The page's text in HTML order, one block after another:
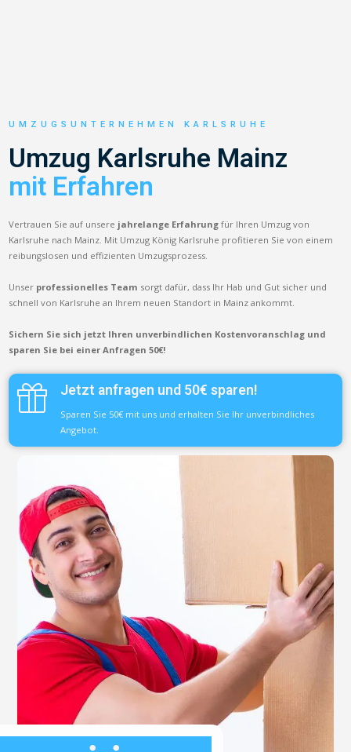
UMZUGSUNTERNEHMEN KARLSRUHE
Umzug Karlsruhe Mainz
mit Erfahren
Vertrauen Sie auf unsere jahrelange Erfahrung für Ihren Umzug von
Karlsruhe nach Mainz. Mit Umzug König Karlsruhe profitieren Sie von einem
reibungslosen und effizienten Umzugsprozess.
Unser professionelles Team sorgt dafür, dass Ihr Hab und Gut sicher und
schnell von Karlsruhe an Ihrem neuen Standort in Mainz ankommt.
Sichern Sie sich jetzt Ihren unverbindlichen Kostenvoranschlag und
sparen Sie bei einer Anfragen 50€!
Jetzt anfragen und 50€ sparen!
Sparen Sie 50€ mit uns und erhalten Sie Ihr unverbindliches
Angebot.